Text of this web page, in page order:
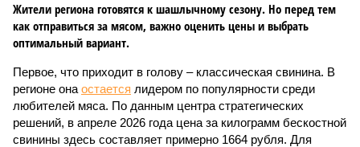
Жители региона готовятся к шашлычному сезону. Но перед тем
как отправиться за мясом, важно оценить цены и выбрать
оптимальный вариант.
Первое, что приходит в голову – классическая свинина. В
регионе она остается лидером по популярности среди
любителей мяса. По данным центра стратегических
решений, в апреле 2026 года цена за килограмм бескостной
свинины здесь составляет примерно 1664 рубля. Для